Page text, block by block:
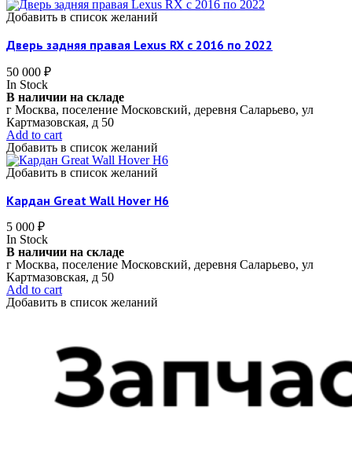
Добавить в список желаний
Дверь задняя правая Lexus RX c 2016 по 2022
50 000 ₽
In Stock
В наличии на складе
г Москва, поселение Московский, деревня Саларьево, ул
Картмазовская, д 50
Add to cart
Добавить в список желаний
Добавить в список желаний
Кардан Great Wall Hover H6
5 000 ₽
In Stock
В наличии на складе
г Москва, поселение Московский, деревня Саларьево, ул
Картмазовская, д 50
Add to cart
Добавить в список желаний